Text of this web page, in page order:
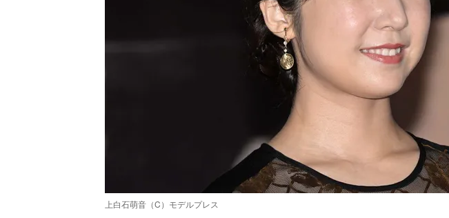
上白石萌音（C）モデルプレス